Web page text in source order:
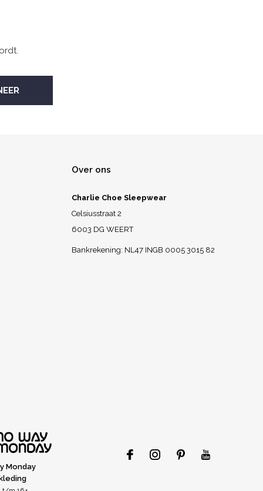
Over ons
Charlie Choe Sleepwear
Celsiusstraat 2
6003 DG WEERT
Bankrekening: NL47 INGB 0005 3015 82
Monday